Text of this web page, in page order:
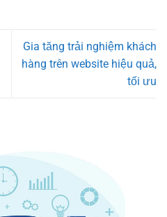
Gia tăng trải nghiệm khách
hàng trên website hiệu quả,
tối ưu